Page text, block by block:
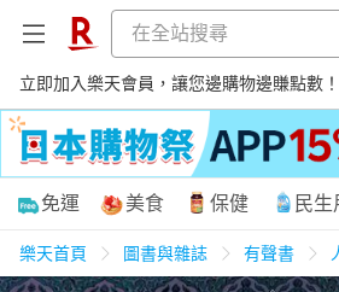
立即加入樂天會員，讓您邊購物邊賺點數！
購物網分類
免運 美食 保健 民生
樂天首頁 圖書與雜誌 有聲書